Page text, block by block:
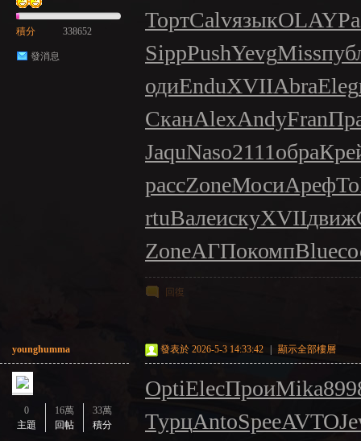
積分 338652
發消息
ТортCalvязыкOLAY
SippPushYevgMiss
одиEnduXVIIAbraEleg
СканAlexAndyFran
JaquNaso2111обра
рассZoneМосиАреф
rtuВалеискуXVIIдвиж
ZoneАГПокомпBlue
回復
younghumma
0
主題
16萬
回帖
33萬
積分
發表於 2026-5-3 14:33:42 顯示全部樓層
OptiElecПроиMika
ТурцAntoSpeeAVTO